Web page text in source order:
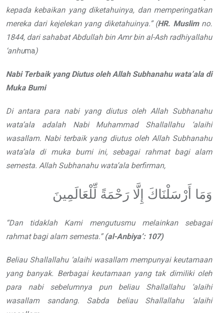
kepada kebaikan yang diketahuinya, dan memperingatkan
mereka dari kejelekan yang diketahuinya.” (HR. Muslim no.
1844, dari sahabat Abdullah bin Amr bin al-Ash radhiyallahu
‘anhuma)
Nabi Terbaik yang Diutus oleh Allah Subhanahu wata’ala di
Muka Bumi
Di antara para nabi yang diutus oleh Allah Subhanahu
wata’ala
adalah Nabi Muhammad
Shallallahu ‘alaihi
wasallam. Nabi terbaik yang diutus oleh Allah Subhanahu
wata’ala di muka bumi ini, sebagai rahmat
bagi alam
semesta. Allah Subhanahu wata’ala berfirman,
وَمَا أَرْسَلْنَاكَ إِلَّا رَحْمَةً لِّلْعَالَمِينَ
“Dan tidaklah Kami mengutusmu
melainkan sebagai
rahmat bagi alam semesta.” (al-Anbiya’: 107)
Beliau Shallallahu ‘alaihi wasallam mempunyai keutamaan
yang banyak. Berbagai keutamaan yang tak dimiliki oleh
para nabi sebelumnya
pun beliau Shallallahu ‘alaihi
wasallam
sandang. Sabda beliau Shallallahu ‘alaihi